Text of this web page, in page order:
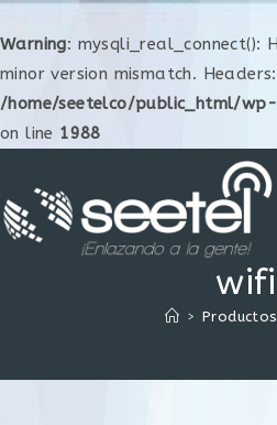
Warning: mysqli_real_connect():
minor version mismatch.
/home/seetelco/public_html/
on line 1988
wifi
> Productos